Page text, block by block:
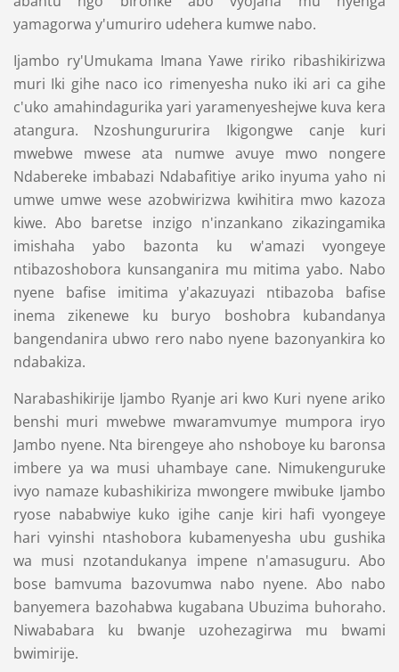
yamagorwa y'umuriro udehera kumwe nabo.
Ijambo ry'Umukama Imana Yawe ririko ribashikirizwa
muri Iki gihe naco ico rimenyesha nuko iki ari ca gihe
c'uko amahindagurika yari yaramenyeshejwe kuva kera
atangura. Nzoshungururira Ikigongwe canje kuri
mwebwe mwese ata numwe avuye mwo nongere
Ndabereke imbabazi Ndabafitiye ariko inyuma yaho ni
umwe umwe wese azobwirizwa kwihitira mwo kazoza
kiwe. Abo baretse inzigo n'inzankano zikazingamika
imishaha yabo bazonta ku w'amazi vyongeye
ntibazoshobora kunsanganira mu mitima yabo. Nabo
nyene bafise imitima y'akazuyazi ntibazoba bafise
inema zikenewe ku buryo boshobra kubandanya
bangendanira ubwo rero nabo nyene bazonyankira ko
ndabakiza.
Narabashikirije Ijambo Ryanje ari kwo Kuri nyene ariko
benshi muri mwebwe mwaramvumye mumpora iryo
Jambo nyene. Nta birengeye aho nshoboye ku baronsa
imbere ya wa musi uhambaye cane. Nimukenguruke
ivyo namaze kubashikiriza mwongere mwibuke Ijambo
ryose nababwiye kuko igihe canje kiri hafi vyongeye
hari vyinshi ntashobora kubamenyesha ubu gushika
wa musi nzotandukanya impene n'amasuguru. Abo
bose bamvuma bazovumwa nabo nyene. Abo nabo
banyemera bazohabwa kugabana Ubuzima buhoraho.
Niwababara ku bwanje uzohezagirwa mu bwami
bwimirije.